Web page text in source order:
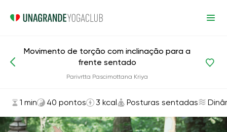
Asanas e exercícios Posturas sentadas
Movimento de torção com inclinação para a
frente sentado
Parivrtta Pascimottana Kriya
1 min 40 pontos 3 kcal Posturas sentadas